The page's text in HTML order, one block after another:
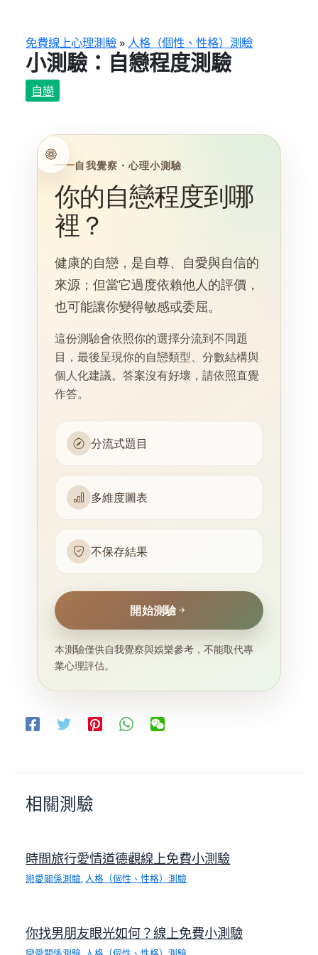
免費線上心理測驗» 人格（個性、性格）測驗
小測驗：自戀程度測驗
自戀
自我覺察・心理小測驗
你的自戀程度到哪
裡？
健康的自戀，是自尊、自愛與自信的
來源；但當它過度依賴他人的評價，
也可能讓你變得敏感或委屈。
這份測驗會依照你的選擇分流到不同題
目，最後呈現你的自戀類型、分數結構與
個人化建議。答案沒有好壞，請依照直覺
作答。
分流式題目
多維度圖表
不保存結果
開始測驗
本測驗僅供自我覺察與娛樂參考，不能取代專
業心理評估。
相關測驗
時間旅行愛情道德觀線上免費小測驗
戀愛關係測驗, 人格（個性、性格）測驗
你找男朋友眼光如何？線上免費小測驗